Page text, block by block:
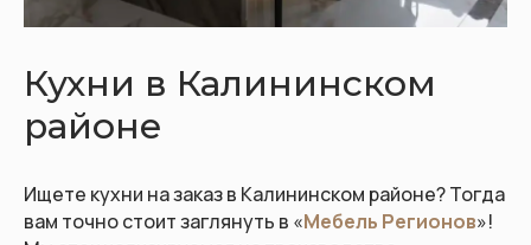
Кухни в Калининском
районе
Ищете кухни на заказ в Калининском районе? Тогда
вам точно стоит заглянуть в «Мебель Регионов»!